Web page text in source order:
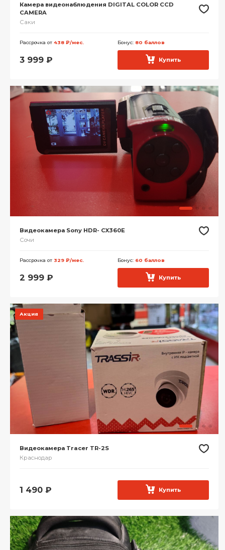
Камера видеонаблюдения DIGITAL COLOR CCD
CAMERA
Саки
Рассрочка от 438 ₽/мес. Бонус: 80 баллов
3 999 ₽ Купить
Видеокамера Sony HDR- CX360E
Сочи
Рассрочка от 329 ₽/мес. Бонус: 60 баллов
2 999 ₽ Купить
Акция
Видеокамера Tracer TR-2S
Краснодар
1 490 ₽ Купить